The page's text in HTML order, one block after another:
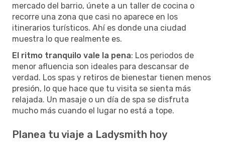
mercado del barrio, únete a un taller de cocina o
recorre una zona que casi no aparece en los
itinerarios turísticos. Ahí es donde una ciudad
muestra lo que realmente es.
El ritmo tranquilo vale la pena: Los periodos de
menor afluencia son ideales para descansar de
verdad. Los spas y retiros de bienestar tienen menos
presión, lo que hace que tu visita se sienta más
relajada. Un masaje o un día de spa se disfruta
mucho más cuando el lugar no está a tope.
Planea tu viaje a Ladysmith hoy